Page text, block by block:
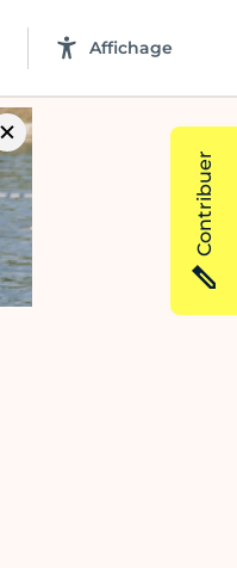
Affichage
Contribuer